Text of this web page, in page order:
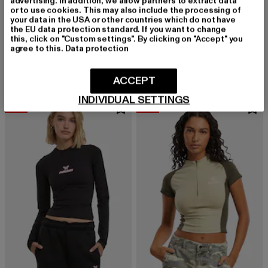
FELICIOUS
Basic Oversized
FELICIOUS
Glowing Butterfly
-23%
or to use cookies. This may also include the processing of
your data in the USA or other countries which do not have
the EU data protection standard. If you want to change
this, click on "Custom settings". By clicking on "Accept" you
agree to this. Data protection
INDIVIDUAL SETTINGS
ACCEPT